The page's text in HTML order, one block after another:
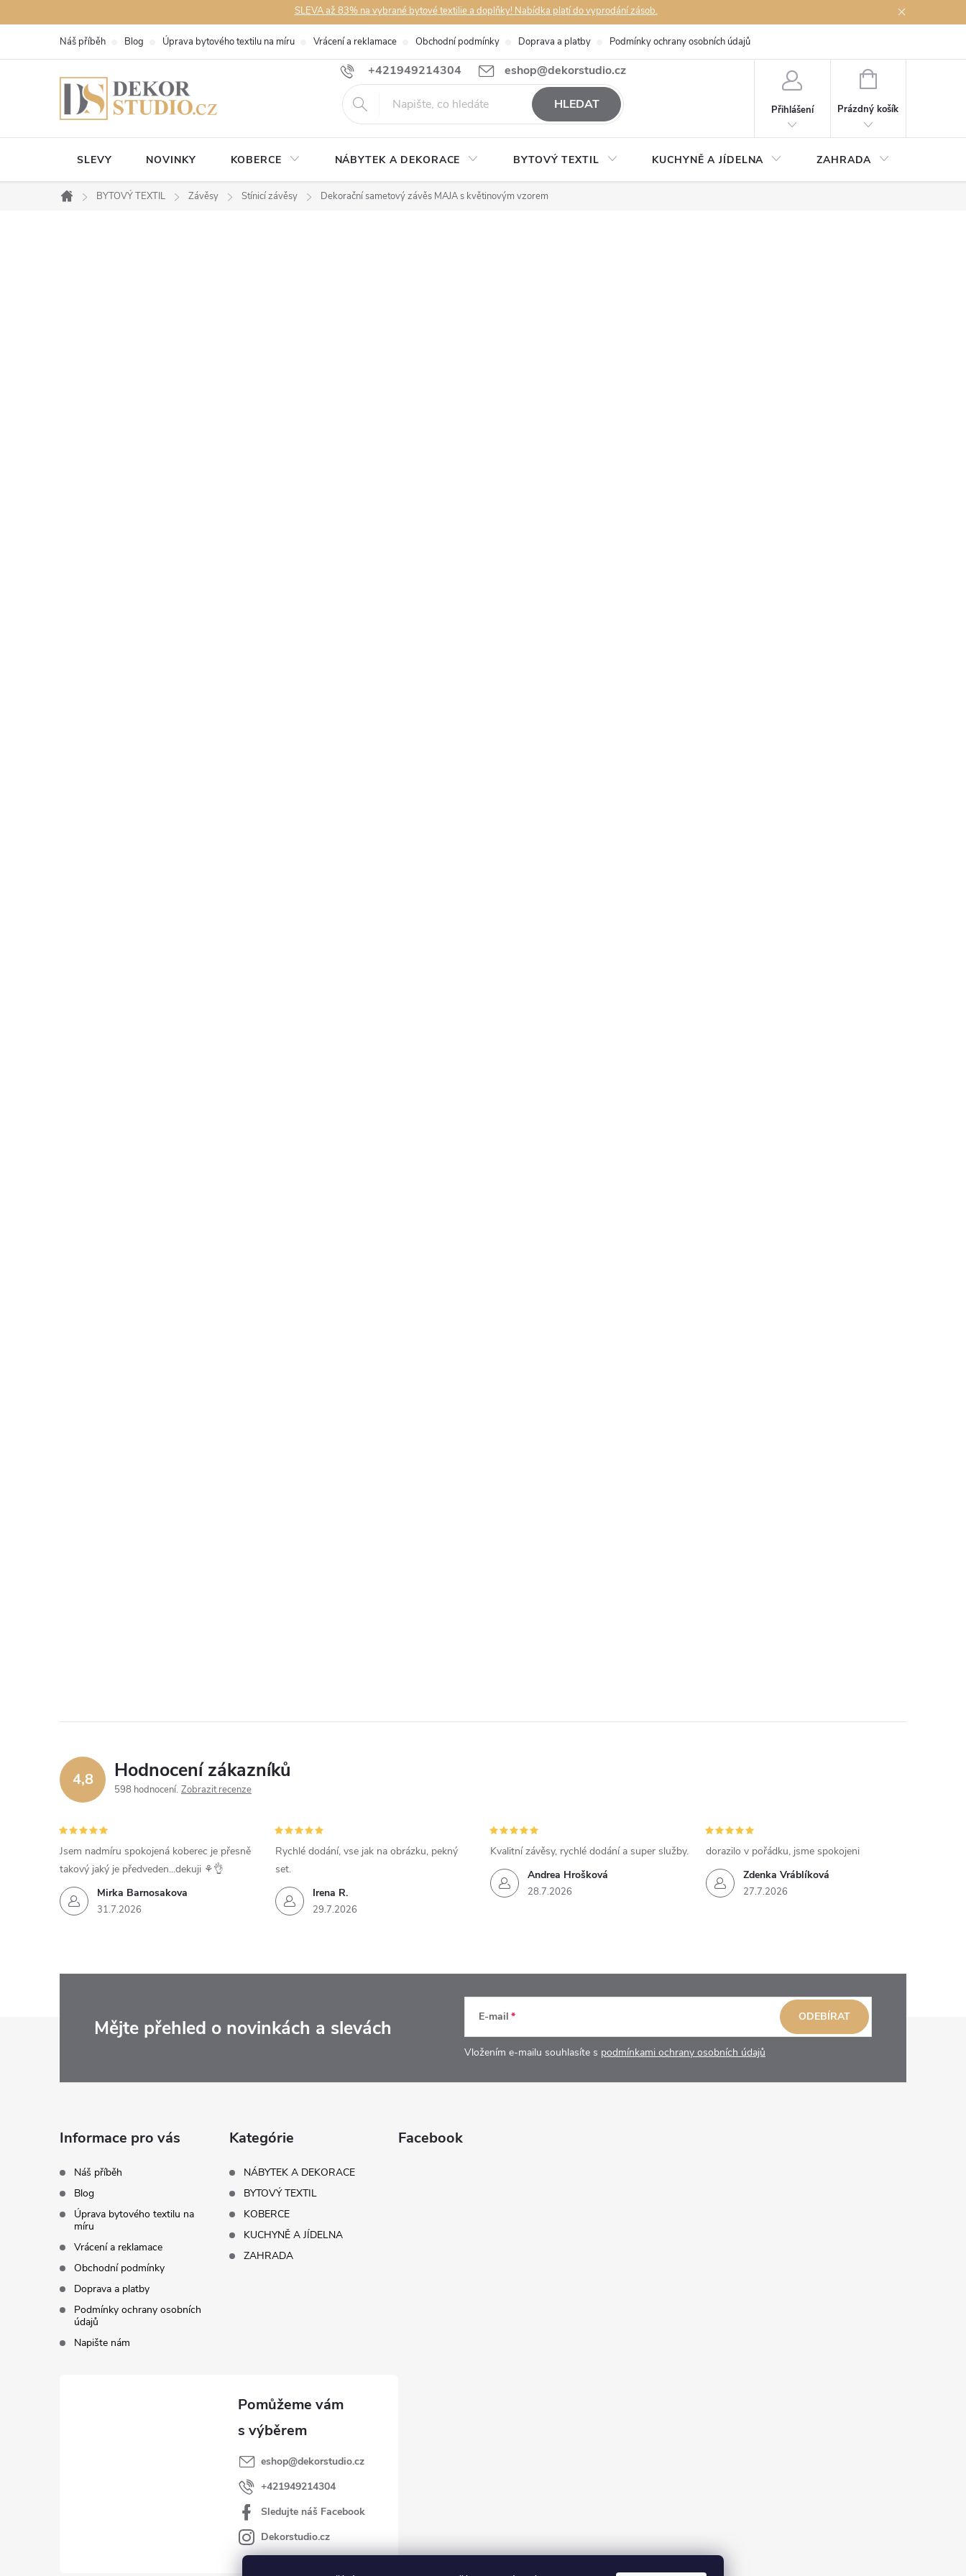
na
SLEVA až 83% na vybrané bytové textilie a doplňky! Nabídka platí do vyprodání zásob.
+421949214304 eshop@dekorstudio.cz
Náš příběh Blog Úprava bytového textilu na míru Vrácení a reklamace Obchodní podmínky Doprava a platby Podmínky ochrany osobních údajů
HLEDAT Přihlášení
NÁKUPNÍ
Prázdný košík
SLEVY NOVINKY KOBERCE NÁBYTEK A DEKORACE BYTOVÝ TEXTIL KUCHYNĚ A JÍDELNA ZAHRADA
Domů
BYTOVÝ TEXTIL Závěsy Stínicí závěsy Dekorační sametový závěs MAJA s květinovým vzorem
4,8 Hodnocení zákazníků
598 hodnocení Zobrazit recenze
Mirka Barnosakova
31.7.2026
Jsem nadmíru spokojená koberec je přesně
takový jaký je předveden...dekuji ⚘️👌
Irena R.
29.7.2026
Rychlé dodání, vse jak na obrázku, pekný
set.
Andrea Hrošková
28.7.2026
Kvalitní závěsy, rychlé dodání a super služby.
Zdenka Vráblíková
27.7.2026
dorazilo v pořádku, jsme spokojeni
Mějte přehled o novinkách a slevách E-mail
Vložením e-mailu souhlasíte s podmínkami ochrany osobních údajů
ODEBÍRAT
Informace pro vás
Náš příběh
Blog
Úprava bytového textilu na
míru
Vrácení a reklamace
Obchodní podmínky
Doprava a platby
Podmínky ochrany osobních
údajů
Napište nám
Kategórie
NÁBYTEK A DEKORACE
BYTOVÝ TEXTIL
KOBERCE
KUCHYNĚ A JÍDELNA
ZAHRADA
Facebook
eshop@dekorstudio.cz
+421949214304
Sledujte náš Facebook
Dekorstudio.cz